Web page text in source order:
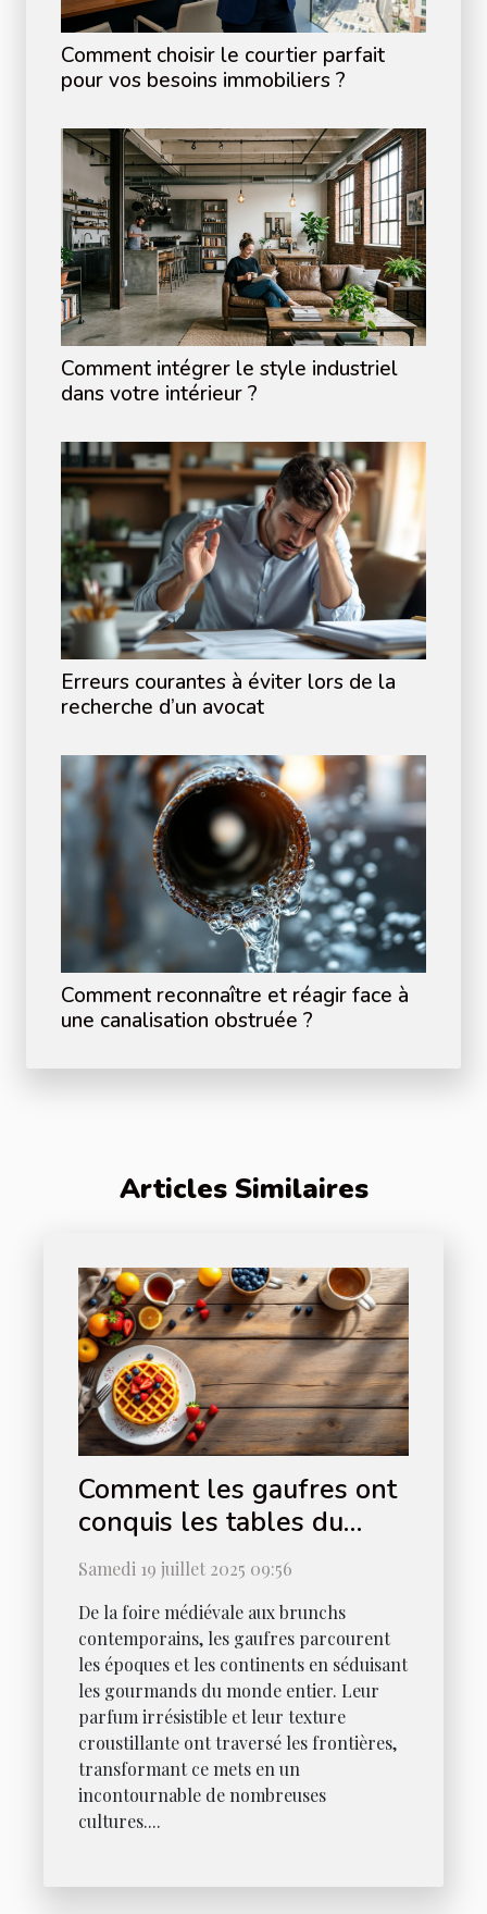
Comment choisir le courtier parfait
pour vos besoins immobiliers ?
Comment intégrer le style industriel
dans votre intérieur ?
Erreurs courantes à éviter lors de la
recherche d’un avocat
Comment reconnaître et réagir face à
une canalisation obstruée ?
Articles Similaires
Comment les gaufres ont
conquis les tables du
monde entier ?
Samedi 19 juillet 2025 09:56
De la foire médiévale aux brunchs
contemporains, les gaufres parcourent
les époques et les continents en séduisant
les gourmands du monde entier. Leur
parfum irrésistible et leur texture
croustillante ont traversé les frontières,
transformant ce mets en un
incontournable de nombreuses
cultures....